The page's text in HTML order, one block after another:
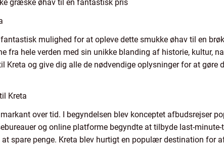
græske øhav til en fantastisk pris
mulighed for at opleve dette smukke øhav til en
fra hele verden med sin unikke blanding af historie, kultur,
Kreta og give dig alle de nødvendige oplysninger for at gøre
Kreta
over tid. I begyndelsen blev konceptet afbudsrejser
og online platforme begyndte at tilbyde last-
spare penge. Kreta blev hurtigt en populær destination for